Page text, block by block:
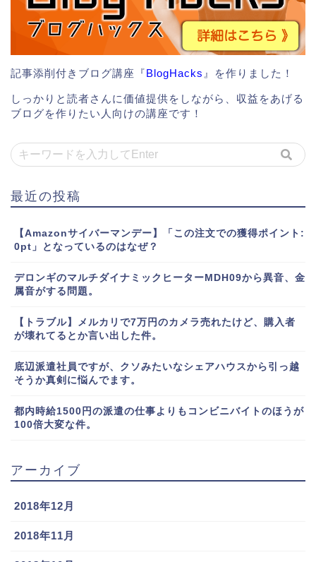
記事添削付きブログ講座『BlogHacks 』を作りました！
しっかりと読者さんに価値提供をしながら、収益をあげる
ブログを作りたい人向けの講座です！
最近の投稿
【Amazonサイバーマンデー】「この注文での獲得ポイント:
0pt」となっているのはなぜ？
デロンギのマルチダイナミックヒーターMDH09から異音、金
属音がする問題。
【トラブル】メルカリで7万円のカメラ売れたけど、購入者
が壊れてるとか言い出した件。
底辺派遣社員ですが、クソみたいなシェアハウスから引っ越
そうか真剣に悩んでます。
都内時給1500円の派遣の仕事よりもコンビニバイトのほうが
100倍大変な件。
アーカイブ
2018年12月
2018年11月